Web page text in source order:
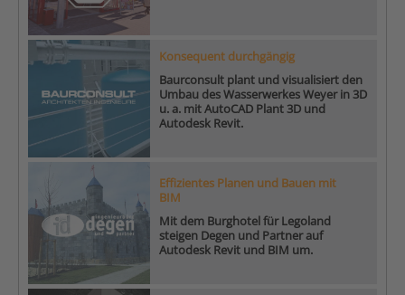
Konsequent durchgängig
Baurconsult plant und visualisiert den
Umbau des Wasserwerkes Weyer in 3D
u. a. mit AutoCAD Plant 3D und
Autodesk Revit.
Effizientes Planen und Bauen mit
BIM
Mit dem Burghotel für Legoland
steigen Degen und Partner auf
Autodesk Revit und BIM um.